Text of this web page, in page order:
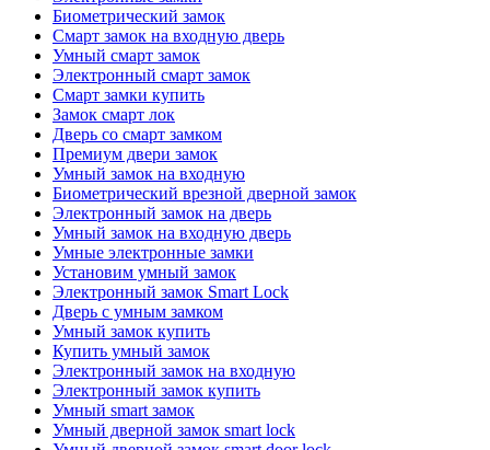
Биометрический замок
Смарт замок на входную дверь
Умный смарт замок
Электронный смарт замок
Смарт замки купить
Замок смарт лок
Дверь со смарт замком
Премиум двери замок
Умный замок на входную
Биометрический врезной дверной замок
Электронный замок на дверь
Умный замок на входную дверь
Умные электронные замки
Установим умный замок
Электронный замок Smart Lock
Дверь с умным замком
Умный замок купить
Купить умный замок
Электронный замок на входную
Электронный замок купить
Умный smart замок
Умный дверной замок smart lock